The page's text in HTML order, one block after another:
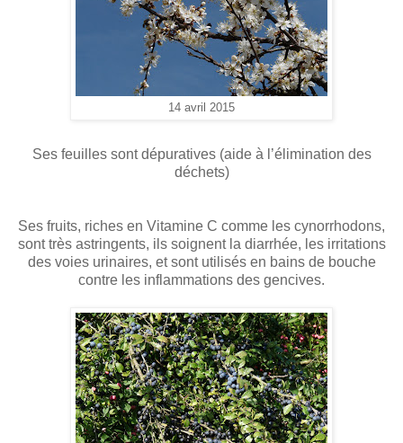
14 avril 2015
Ses feuilles sont dépuratives (aide à l’élimination des
déchets)
Ses fruits, riches en Vitamine C comme les cynorrhodons,
sont très astringents, ils soignent la diarrhée, les irritations
des voies urinaires, et sont utilisés en bains de bouche
contre les inflammations des gencives.